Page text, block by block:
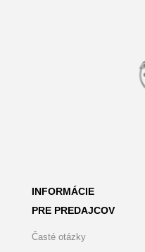
INFORMÁCIE
PRE PREDAJCOV
Časté otázky